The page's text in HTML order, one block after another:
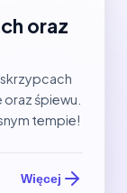
oraz
śpiewu.
tempie!
Więcej